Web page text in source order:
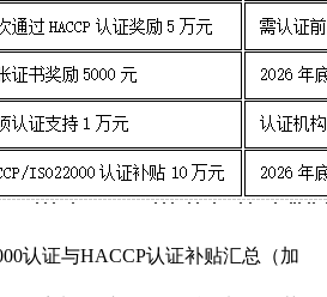
认证与HACCP认证补贴汇总（加